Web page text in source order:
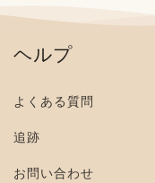
ヘルプ
よくある質問
追跡
お問い合わせ